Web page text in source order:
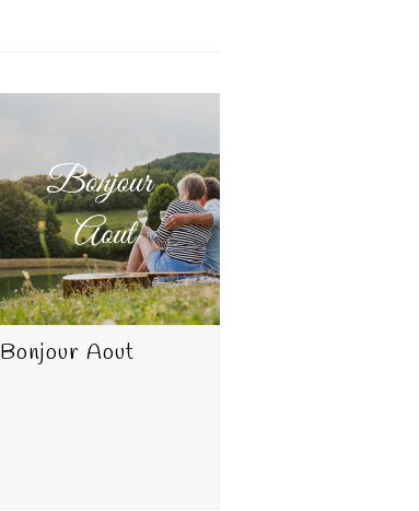
Bonjour Aout